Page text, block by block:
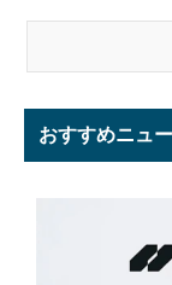
おすすめニュ